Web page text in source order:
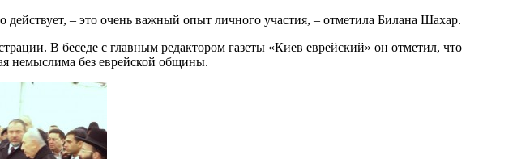
– это очень важный опыт личного участия, – отметила Билана Шахар.
В беседе с главным редактором газеты «Киев еврейский» он отметил, что
немыслима без еврейской общины.